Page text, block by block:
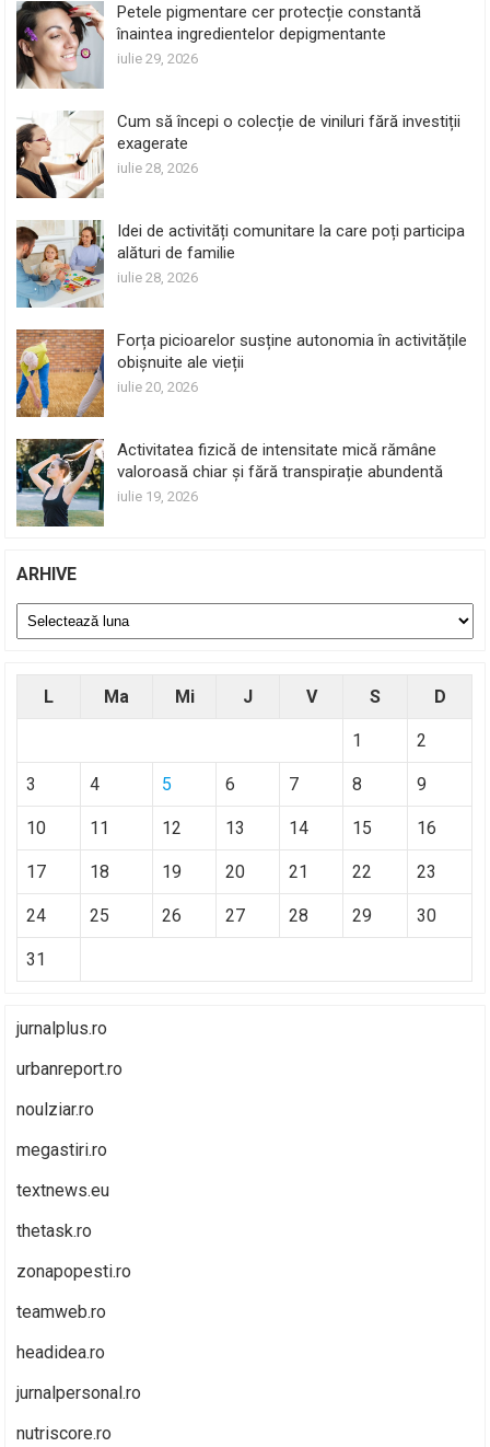
Petele pigmentare cer protecție constantă
înaintea ingredientelor depigmentante
iulie 29, 2026
Cum să începi o colecție de viniluri fără investiții
exagerate
iulie 28, 2026
Idei de activități comunitare la care poți participa
alături de familie
iulie 28, 2026
Forța picioarelor susține autonomia în activitățile
obișnuite ale vieții
iulie 20, 2026
Activitatea fizică de intensitate mică rămâne
valoroasă chiar și fără transpirație abundentă
iulie 19, 2026
ARHIVE
Arhive
L Ma Mi J V S D
1 2
3 4 5 6 7 8 9
10 11 12 13 14 15 16
17 18 19 20 21 22 23
24 25 26 27 28 29 30
31
jurnalplus.ro
urbanreport.ro
noulziar.ro
megastiri.ro
textnews.eu
thetask.ro
zonapopesti.ro
teamweb.ro
headidea.ro
jurnalpersonal.ro
nutriscore.ro